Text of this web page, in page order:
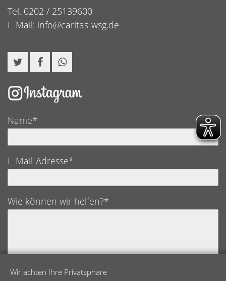
Wir achten Ihre Privatsphäre
Tel. 0202 / 25139600
E-Mail: info@caritas-wsg.de
Name*
E-Mail-Adresse*
Wie können wir helfen?*
Datenschutz*